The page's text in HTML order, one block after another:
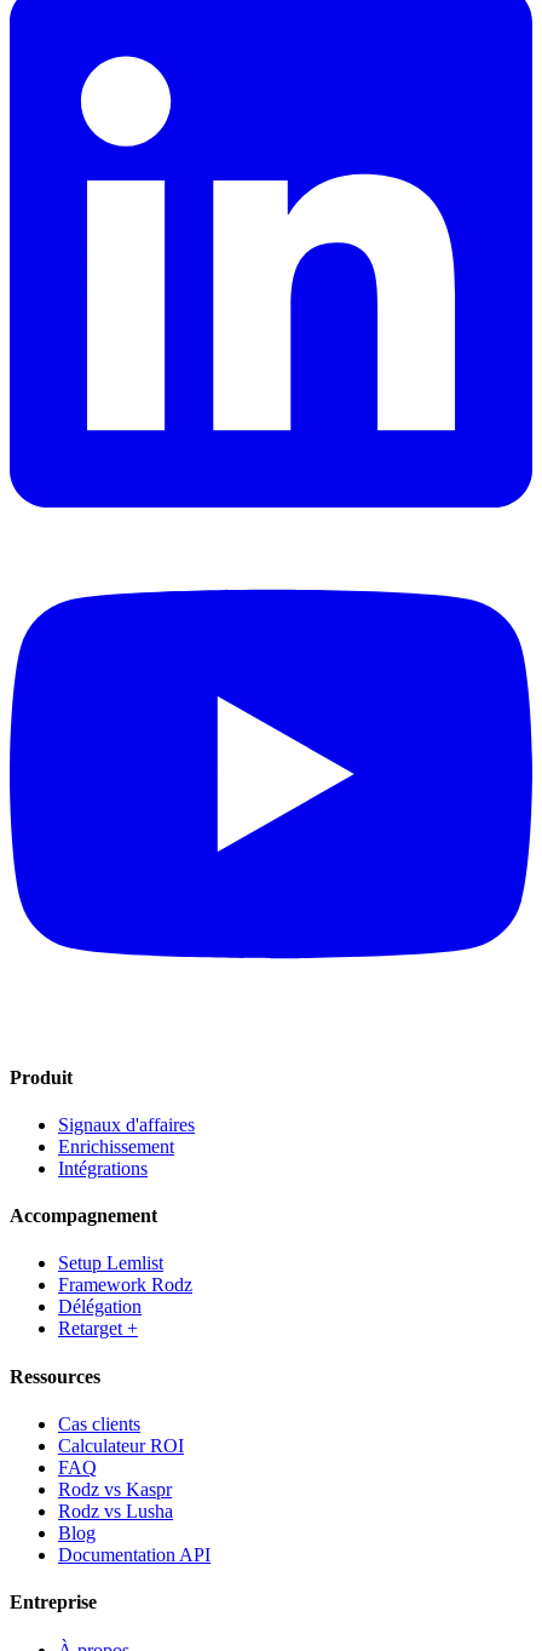
Produit
Signaux d'affaires
Enrichissement
Intégrations
Accompagnement
Setup Lemlist
Framework Rodz
Délégation
Retarget +
Ressources
Cas clients
Calculateur ROI
FAQ
Rodz vs Kaspr
Rodz vs Lusha
Blog
Documentation API
Entreprise